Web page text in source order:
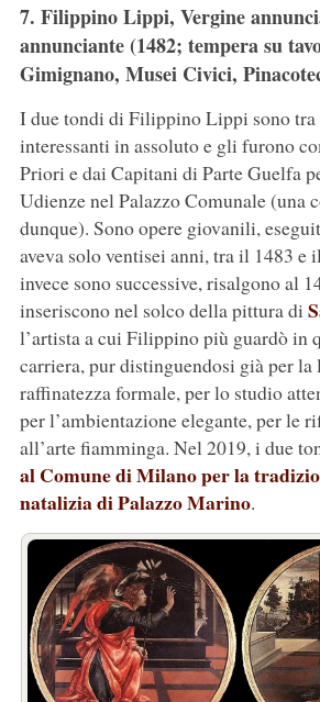
7. Filippino Lippi, Vergine
annunciante (1482; tempera su
Gimignano, Musei Civici,
I due tondi di Filippino Lippi sono tra
interessanti in assoluto e gli furono
Priori e dai Capitani di Parte Guelfa
Udienze nel Palazzo Comunale (una
dunque). Sono opere giovanili,
aveva solo ventisei anni, tra il 1483 e
invece sono successive, risalgono al
inseriscono nel solco della pittura di
l’artista a cui Filippino più guardò in
carriera, pur distinguendosi già per la
raffinatezza formale, per lo studio
per l’ambientazione elegante, per le
all’arte fiamminga. Nel 2019, i due
al Comune di Milano per la
natalizia di Palazzo Marino.